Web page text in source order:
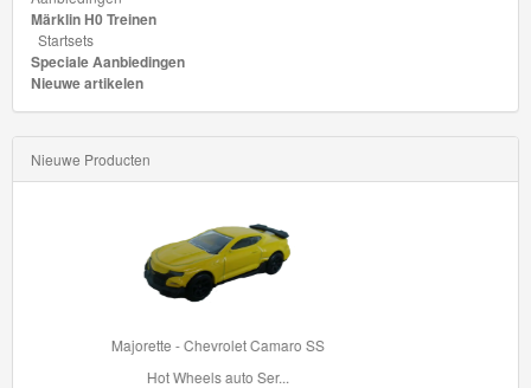
hout
Thomas
Adventures
Thomas
Accessoires
Thomas
Märklin H0 Treinen
Startsets
Speciale Aanbiedingen
Nieuwe artikelen
Nieuwe Producten
33996 BRIO Container Kraan
Met de 33996 Contain...